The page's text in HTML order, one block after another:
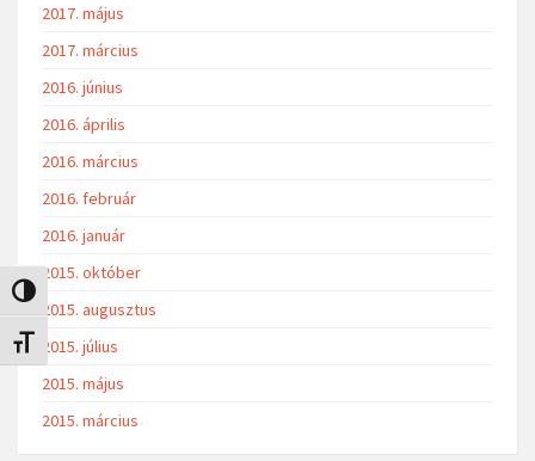
Nagy kontraszt váltása
Betűméret váltása
2017. május
2017. március
2016. június
2016. április
2016. március
2016. február
2016. január
2015. október
2015. augusztus
2015. július
2015. május
2015. március